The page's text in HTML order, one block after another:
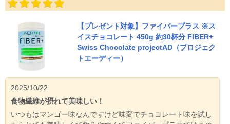
【プレゼント対象】ファイバープラス ※ス
イスチョコレート 450g 約30杯分 FIBER+
Swiss Chocolate projectAD（プロジェク
トエーディー）
2025/10/22
食物繊維が摂れて美味しい！
いつもはマンゴー味なんですけど味変でチョコレート味を試し